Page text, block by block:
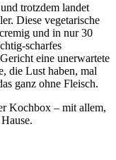
trotzdem landet
Diese vegetarische
und in nur 30
scharfes
eine unerwartete
die Lust haben, mal
ganz ohne Fleisch.
Kochbox – mit allem,